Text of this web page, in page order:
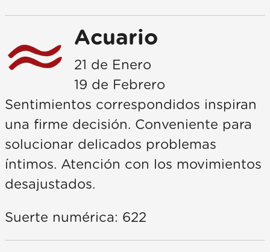
Acuario
21 de Enero
19 de Febrero
Sentimientos correspondidos inspiran
una firme decisión. Conveniente para
solucionar delicados problemas
íntimos. Atención con los movimientos
desajustados.
Suerte numérica: 622